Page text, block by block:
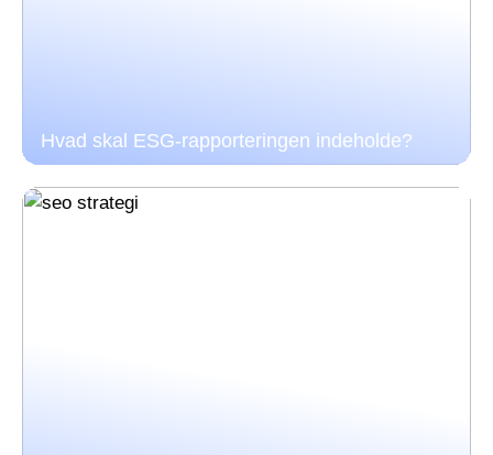
Hvad skal ESG-rapporteringen indeholde?